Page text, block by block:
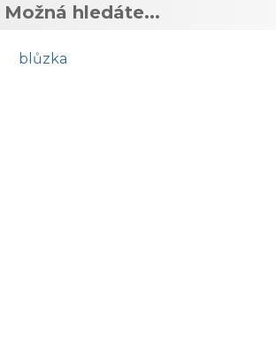
Možná hledáte...
blůzka